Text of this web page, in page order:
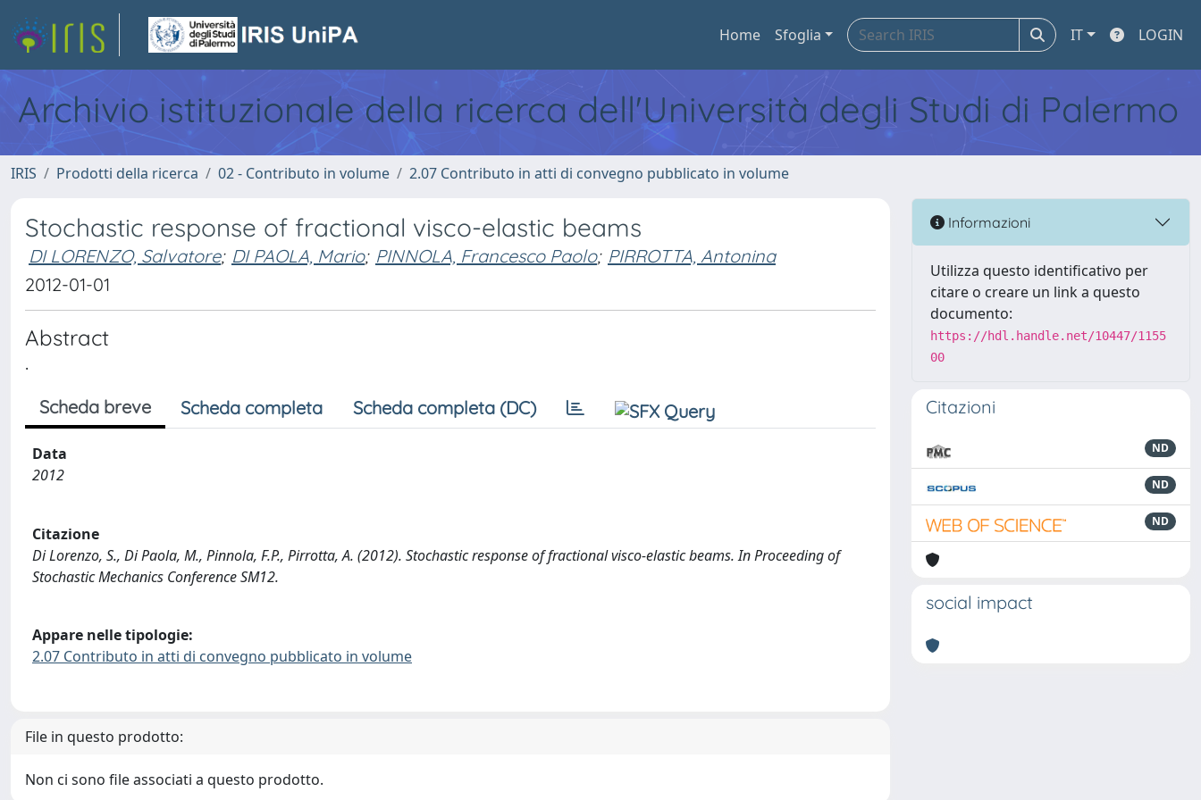
Home Sfoglia IT LOGIN
Archivio istituzionale della ricerca dell'Università degli Studi di Palermo
IRIS Prodotti della ricerca 02 - Contributo in volume 2.07 Contributo in atti di convegno pubblicato in volume
Stochastic response of fractional visco-elastic beams
DI LORENZO, Salvatore; DI PAOLA, Mario; PINNOLA, Francesco Paolo; PIRROTTA, Antonina
2012-01-01
Abstract
.
Scheda breve Scheda completa Scheda completa (DC)
Data
2012
Citazione
Di Lorenzo, S., Di Paola, M., Pinnola, F.P., Pirrotta, A. (2012). Stochastic response of fractional visco-elastic beams. In Proceeding of
Stochastic Mechanics Conference SM12.
Appare nelle tipologie:
2.07 Contributo in atti di convegno pubblicato in volume
File in questo prodotto:
Non ci sono file associati a questo prodotto.
Informazioni
Utilizza questo identificativo per
citare o creare un link a questo
documento:
https://hdl.handle.net/10447/1155
00
Citazioni
ND
ND
ND
social impact